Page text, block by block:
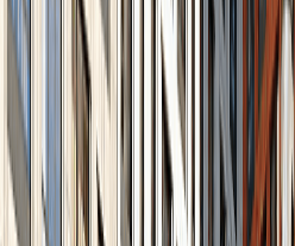
10 15 20
0,1 15% 18 %